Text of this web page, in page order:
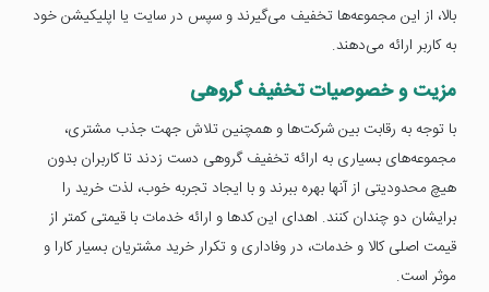
بالا، از این مجموعه‌ها تخفیف می‌گیرند و سپس در سایت یا اپلیکیشن خود
به کاربر ارائه می‌دهند.
مزیت و خصوصیات تخفیف گروهی
با توجه به رقابت بین شرکت‌ها و همچنین تلاش جهت جذب مشتری،
مجموعه‌های بسیاری به ارائه تخفیف گروهی دست زدند تا کاربران بدون
هیچ محدودیتی از آنها بهره ببرند و با ایجاد تجربه خوب، لذت خرید را
برایشان دو چندان کنند. اهدای این کدها و ارائه خدمات با قیمتی کمتر از
قیمت اصلی کالا و خدمات، در وفاداری و تکرار خرید مشتریان بسیار کارا و
موثر است.